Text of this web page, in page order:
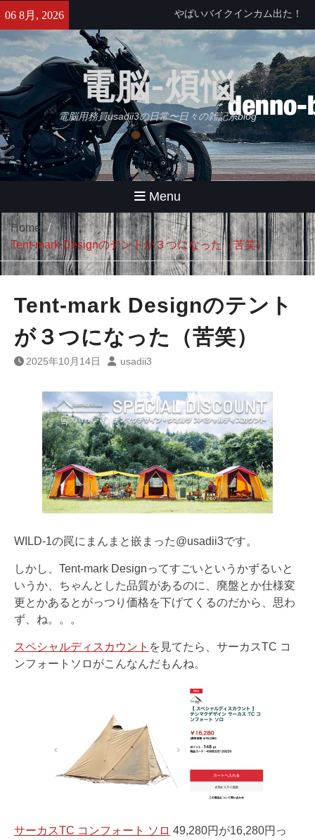
content
06 8月, 2026
せっかくなのでObsidianをもう
少し使ってみる・・・【追記】
と、思ったけどやっぱムリ。
久々にB2さんとラーメンツー
やばいバイクインカム出た！
Daytona Reso Pilot PRO
電脳-煩悩
電脳用務員usadii3の日常〜日々の雑記系blog
Menu
Home
Tent-mark Designのテントが３つになった（苦笑）
Tent-mark Designのテント
が３つになった（苦笑）
2025年10月14日 usadii3
WILD-1の罠にまんまと嵌まった@usadii3です。
しかし、Tent-mark Designってすごいというかずるいと
いうか、ちゃんとした品質があるのに、廃盤とか仕様変
更とかあるとがっつり価格を下げてくるのだから、思わ
ず、ね。。。
スペシャルディスカウント を見てたら、サーカスTC コ
ンフォートソロがこんなんだもんね。
サーカスTC コンフォート ソロ 49,280円が16,280円っ